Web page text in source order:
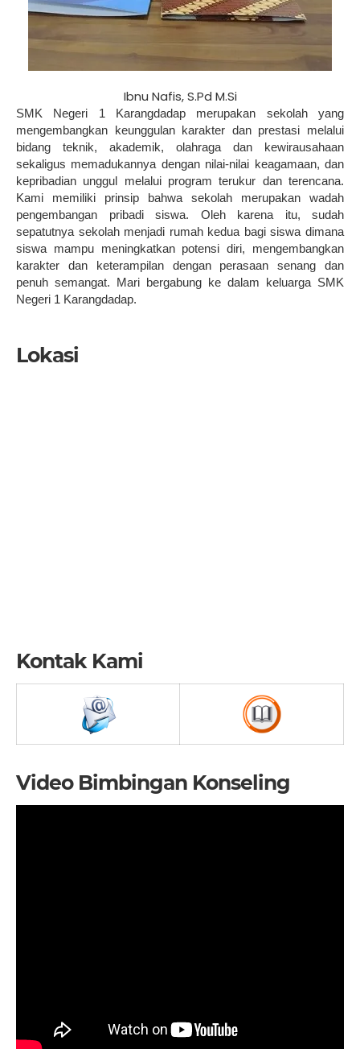
Ibnu Nafis, S.Pd M.Si
SMK Negeri 1 Karangdadap merupakan sekolah yang
mengembangkan keunggulan karakter dan prestasi melalui
bidang teknik, akademik, olahraga dan kewirausahaan
sekaligus memadukannya dengan nilai-nilai keagamaan, dan
kepribadian unggul melalui program terukur dan terencana.
Kami memiliki prinsip bahwa sekolah merupakan wadah
pengembangan pribadi siswa. Oleh karena itu, sudah
sepatutnya sekolah menjadi rumah kedua bagi siswa dimana
siswa mampu meningkatkan potensi diri, mengembangkan
karakter dan keterampilan dengan perasaan senang dan
penuh semangat. Mari bergabung ke dalam keluarga SMK
Negeri 1 Karangdadap.
Lokasi
Kontak Kami
Video Bimbingan Konseling